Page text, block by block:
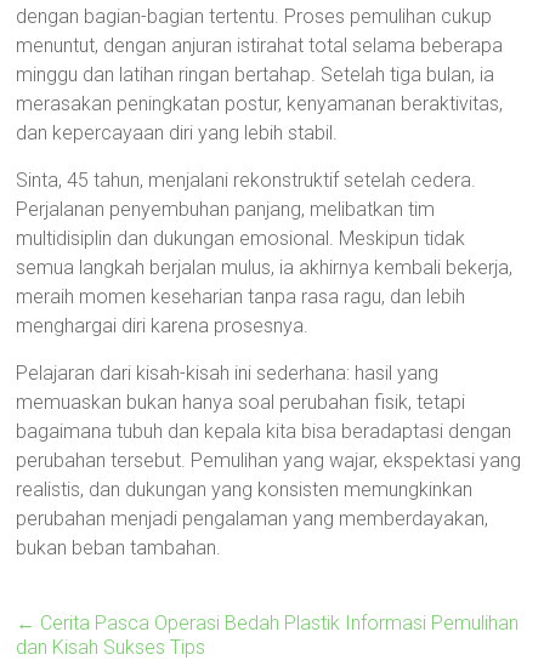
dengan bagian-bagian tertentu. Proses pemulihan cukup
menuntut, dengan anjuran istirahat total selama beberapa
minggu dan latihan ringan bertahap. Setelah tiga bulan, ia
merasakan peningkatan postur, kenyamanan beraktivitas,
dan kepercayaan diri yang lebih stabil.
Sinta, 45 tahun, menjalani rekonstruktif setelah cedera.
Perjalanan penyembuhan panjang, melibatkan tim
multidisiplin dan dukungan emosional. Meskipun tidak
semua langkah berjalan mulus, ia akhirnya kembali bekerja,
meraih momen keseharian tanpa rasa ragu, dan lebih
menghargai diri karena prosesnya.
Pelajaran dari kisah-kisah ini sederhana: hasil yang
memuaskan bukan hanya soal perubahan fisik, tetapi
bagaimana tubuh dan kepala kita bisa beradaptasi dengan
perubahan tersebut. Pemulihan yang wajar, ekspektasi yang
realistis, dan dukungan yang konsisten memungkinkan
perubahan menjadi pengalaman yang memberdayakan,
bukan beban tambahan.
← Cerita Pasca Operasi Bedah Plastik Informasi Pemulihan
dan Kisah Sukses Tips